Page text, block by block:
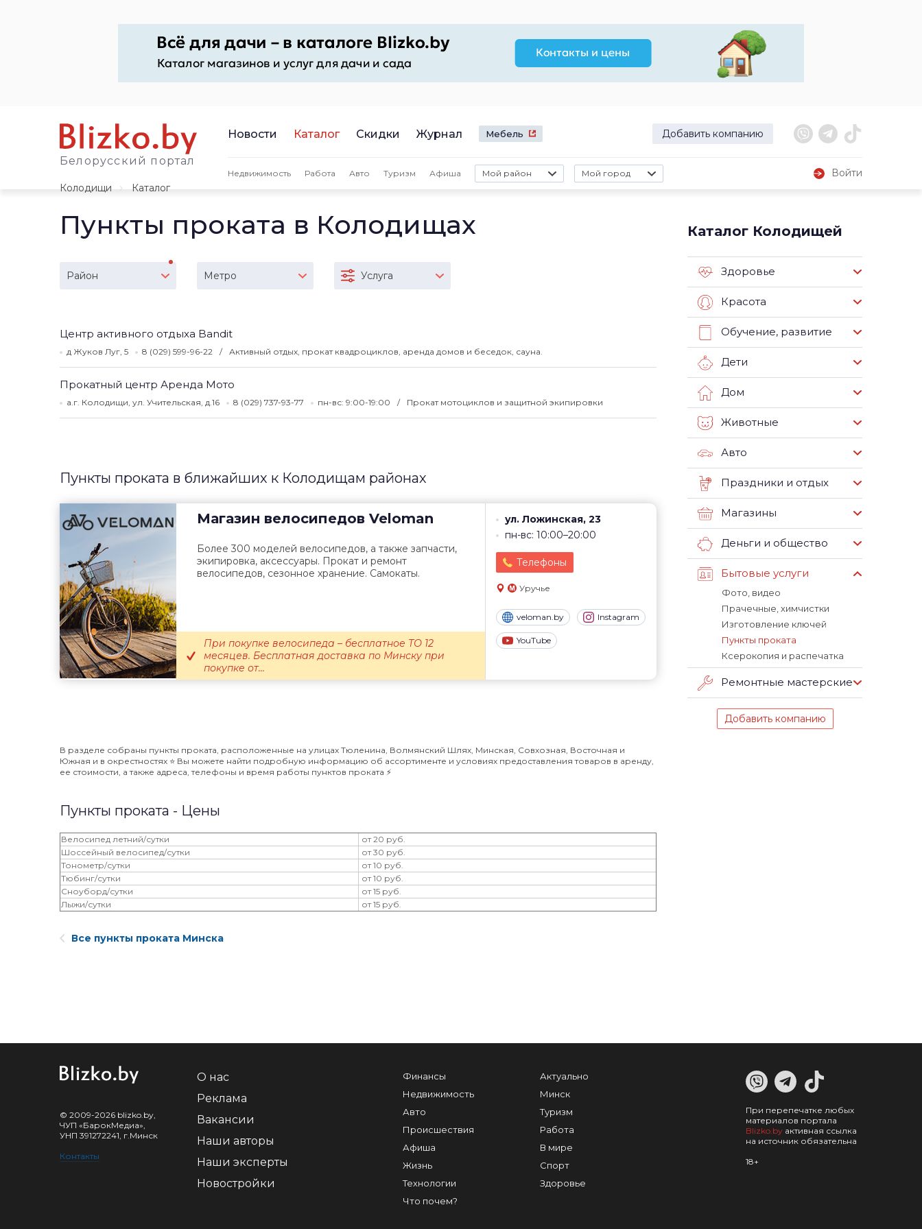
Белорусский портал
Новости Каталог Скидки Журнал Мебель Добавить компанию
Недвижимость Работа Авто Туризм Афиша Мой район Мой город
Войти
Колодищи
Каталог
Пункты проката в Колодищах
Район Метро Услуга
Центр активного отдыха Bandit
д Жуков Луг, 5 8 (029) 599-96-22 Активный отдых, прокат квадроциклов, аренда домов и беседок, сауна.
Прокатный центр Аренда Мото
а.г. Колодищи, ул. Учительская, д.16 8 (029) 737-93-77 пн-вс: 9:00-19:00 Прокат мотоциклов и защитной экипировки
Пункты проката в ближайших к Колодищам районах
Магазин велосипедов Veloman
ул. Ложинская, 23
пн-вс: 10:00–20:00
Телефоны
Уручье
veloman.by Instagram
YouTube
Более 300 моделей велосипедов, а также запчасти,
экипировка, аксессуары. Прокат и ремонт
велосипедов, сезонное хранение. Самокаты.
При покупке велосипеда – бесплатное ТО 12
месяцев. Бесплатная доставка по Минску при
покупке от...
В разделе собраны пункты проката, расположенные на улицах Тюленина, Волмянский Шлях, Минская, Совхозная, Восточная и
Южная и в окрестностях ⭐️ Вы можете найти подробную информацию об ассортименте и условиях предоставления товаров в аренду,
ее стоимости, а также адреса, телефоны и время работы пунктов проката ⚡️
Пункты проката - Цены
Велосипед летний/сутки
от 20 руб.
Шоссейный велосипед/сутки
от 30 руб.
Тонометр/сутки
от 10 руб.
Тюбинг/сутки
от 10 руб.
Сноуборд/сутки
от 15 руб.
Лыжи/сутки
от 15 руб.
Все пункты проката Минска
Каталог Колодищей
Здоровье
Красота
Обучение, развитие
Дети
Дом
Животные
Авто
Праздники и отдых
Магазины
Деньги и общество
Бытовые услуги
Фото, видео
Прачечные, химчистки
Изготовление ключей
Пункты проката
Ксерокопия и распечатка
Ремонтные мастерские
Добавить компанию
© 2009-2026 blizko.by,
ЧУП «БарокМедиа»,
УНП 391272241, г.Минск
Контакты
О нас
Реклама
Вакансии
Наши авторы
Наши эксперты
Новостройки
Финансы
Недвижимость
Авто
Происшествия
Афиша
Жизнь
Технологии
Что почем?
Актуально
Минск
Туризм
Работа
В мире
Спорт
Здоровье
При перепечатке любых
материалов портала
Blizko.by активная ссылка
на источник обязательна
18+